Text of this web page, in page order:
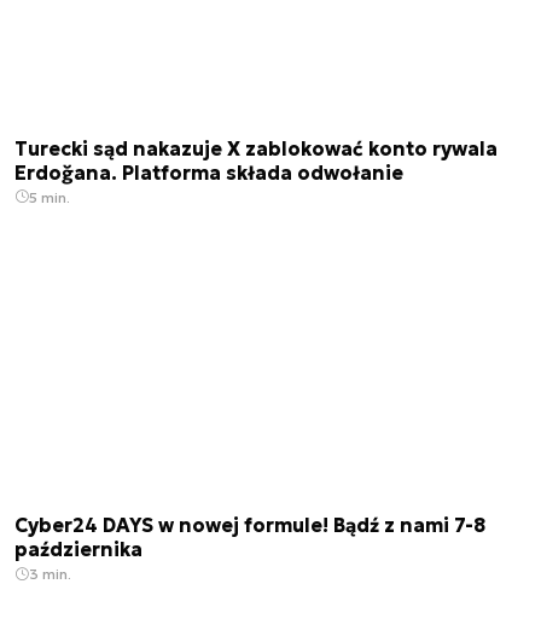
Turecki sąd nakazuje X zablokować konto rywala
Erdoğana. Platforma składa odwołanie
5 min.
Cyber24 DAYS w nowej formule! Bądź z nami 7-8
października
3 min.